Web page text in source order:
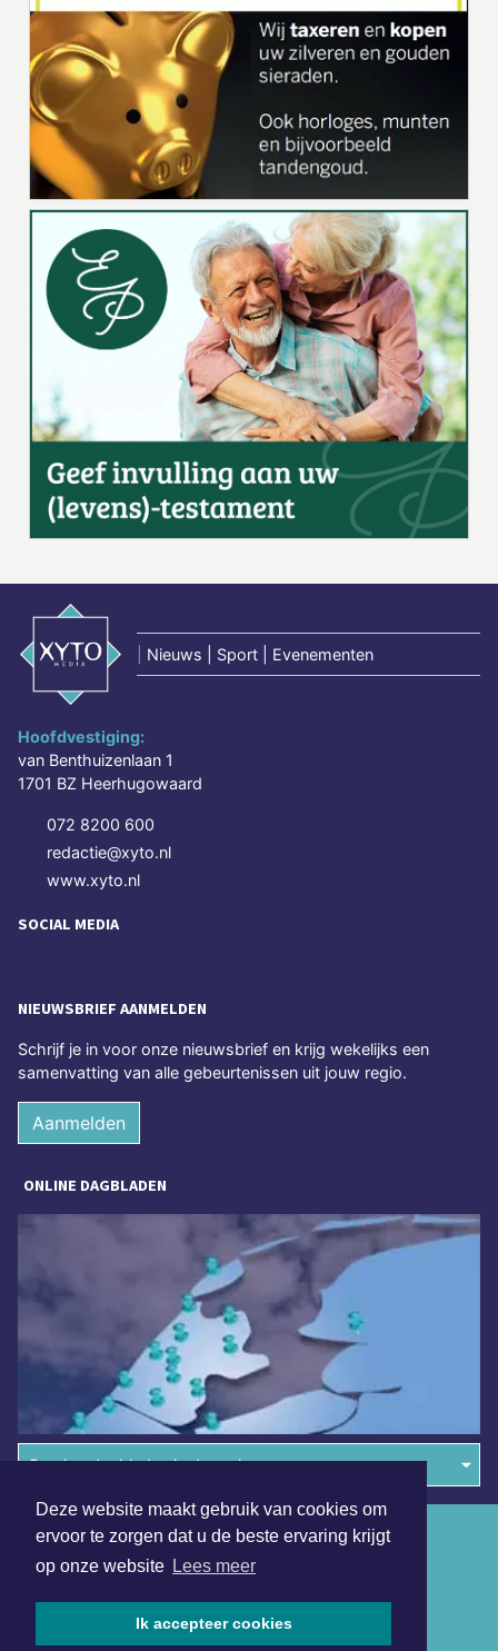
Deze website maakt gebruik van cookies om
ervoor te zorgen dat u de beste ervaring krijgt
op onze website Lees meer
Ik accepteer cookies
Nieuws | Sport | Evenementen
Hoofdvestiging:
van Benthuizenlaan 1
1701 BZ Heerhugowaard
072 8200 600
redactie@xyto.nl
www.xyto.nl
SOCIAL MEDIA
NIEUWSBRIEF AANMELDEN
Schrijf je in voor onze nieuwsbrief en krijg wekelijks een
samenvatting van alle gebeurtenissen uit jouw regio.
Aanmelden
ONLINE DAGBLADEN
Overige dagbladen in de regio
Algemene voorwaarden
Disclaimer